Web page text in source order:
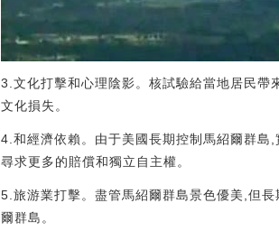
3.文化打擊和心理陰影。核試驗給當地居民帶
文化損失。
4.和經濟依賴。由于美國長期控制馬紹爾群
尋求更多的賠償和獨立自主權。
5.旅游業打擊。盡管馬紹爾群島景色優美,但
爾群島。